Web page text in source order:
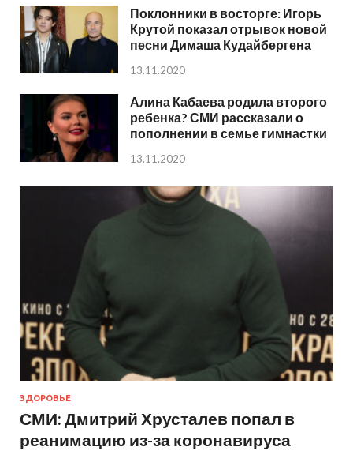
Поклонники в восторге: Игорь
Крутой показал отрывок новой
песни Димаша Кудайбергена
13.11.2020
Алина Кабаева родила второго
ребенка? СМИ рассказали о
пополнении в семье гимнастки
13.11.2020
ЗДОРОВЬЕ
СМИ: Дмитрий Хрусталев попал в
реанимацию из-за коронавируса